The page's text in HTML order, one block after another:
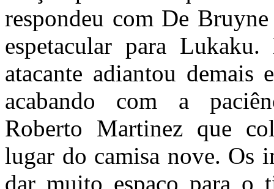
respondeu com De
espetacular para
atacante adiantou demais
acabando com a
Roberto Martinez que
lugar do camisa nove. Os
dar muito espaço para o